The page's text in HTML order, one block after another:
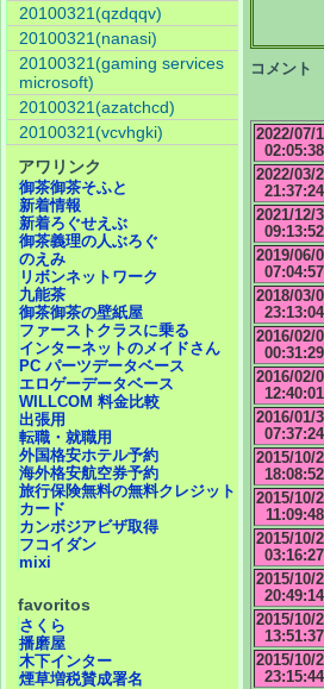
コメント
2022/07/
02:05:38
2022/03/
21:37:24
2021/12/
09:13:52
2019/06/
07:04:57
2018/03/
23:13:04
2016/02/
00:31:29
2016/02/
12:40:01
2016/01/
07:37:24
2015/10/
18:08:52
2015/10/
11:09:48
2015/10/
03:16:27
2015/10/
20:49:14
2015/10/
13:51:37
2015/10/
23:15:44
20100321(qzdqqv)
20100321(nanasi)
20100321(gaming services
microsoft)
20100321(azatchcd)
20100321(vcvhgki)
アワリンク
御茶御茶そふと
新着情報
新着ろぐせえぶ
御茶義理の人ぶろぐ
のえみ
リボンネットワーク
九能茶
御茶御茶の壁紙屋
ファーストクラスに乗る
インターネットのメイドさん
PC パーツデータベース
エロゲーデータベース
WILLCOM 料金比較
出張用
転職・就職用
外国格安ホテル予約
海外格安航空券予約
旅行保険無料の無料クレジット
カード
カンボジアビザ取得
フコイダン
mixi
favoritos
さくら
播磨屋
木下インター
煙草増税賛成署名